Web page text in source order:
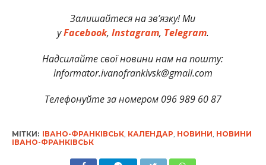
Залишайтеся на зв’язку! Ми
уFacebook, Instagram, Telegram.
Надсилайте свої новини нам на пошту:
informator.ivanofrankivsk@gmail.com
Телефонуйте за номером 096 989 60 87
МІТКИ: ІВАНО-ФРАНКІВСЬК, КАЛЕНДАР, НОВИНИ, НОВИНИ
ІВАНО-ФРАНКІВСЬК